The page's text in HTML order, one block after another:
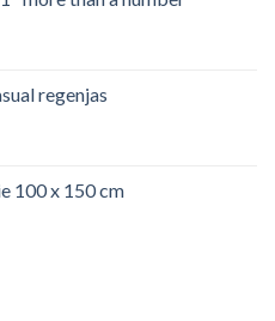
regenjas
100 x 150 cm